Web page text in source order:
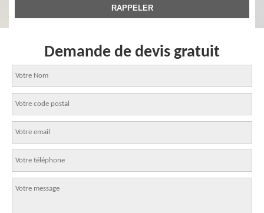
Demande de devis gratuit